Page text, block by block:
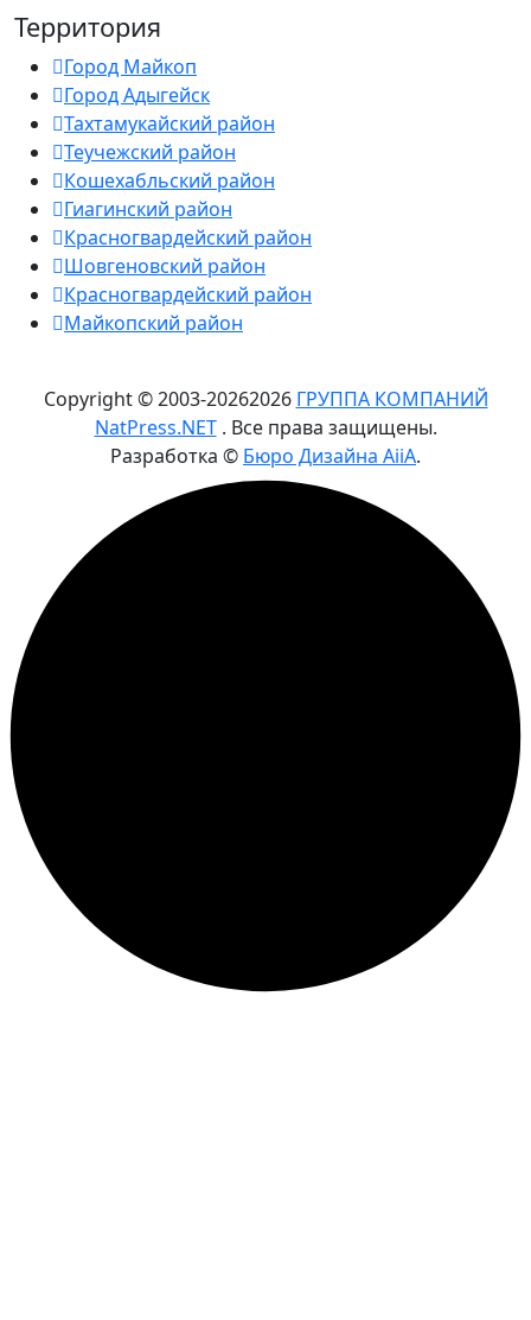
Территория
Город Майкоп
Город Адыгейск
Тахтамукайский район
Теучежский район
Кошехабльский район
Гиагинский район
Красногвардейский район
Шовгеновский район
Красногвардейский район
Майкопский район
Copyright © 2003-20262026 ГРУППА КОМПАНИЙ
NatPress.NET. Все права защищены.
Разработка © Бюро Дизайна AiiA.